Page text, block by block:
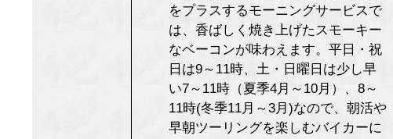
をプラスするモーニングサービスで
は、香ばしく焼き上げたスモーキー
なベーコンが味わえます。平日・祝
日は9～11時、土・日曜日は少し早
い7～11時（夏季4月～10月）、8～
11時(冬季11月～3月)なので、朝活や
早朝ツーリングを楽しむバイカーに